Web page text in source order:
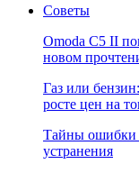
Советы
Omoda C5 II
новом
Газ или
росте цен на
Тайны ошибки
устранения